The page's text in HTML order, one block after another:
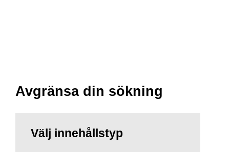
Avgränsa din sökning
Välj innehållstyp